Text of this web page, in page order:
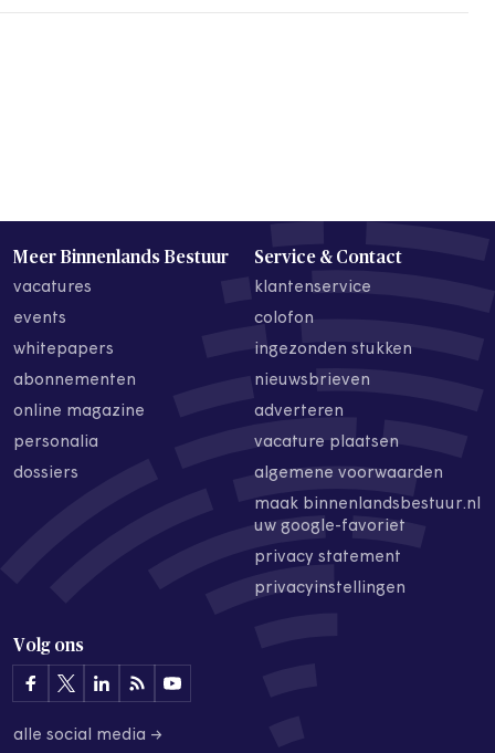
Meer Binnenlands Bestuur
vacatures
events
whitepapers
abonnementen
online magazine
personalia
dossiers
Service & Contact
klantenservice
colofon
ingezonden stukken
nieuwsbrieven
adverteren
vacature plaatsen
algemene voorwaarden
maak binnenlandsbestuur.nl
uw google-favoriet
privacy statement
privacyinstellingen
Volg ons
alle social media →